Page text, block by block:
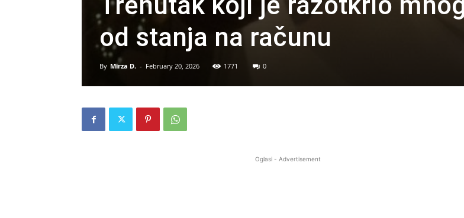
od stanja na računu
By Mirza D. - February 20, 2026 1771 0
Oglasi - Advertisement